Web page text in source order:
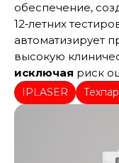
обеспечение,
12‑летних
автоматизирует
высокую
исключая риск
IPLASER